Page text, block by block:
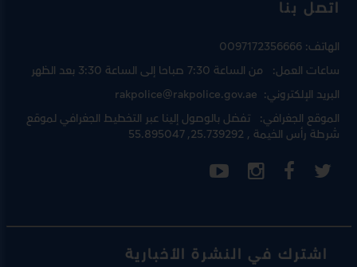
اتصل بنا
الهاتف:0097172356666
ساعات العمل: من الساعة 7:30 صباحا إلى الساعة 3:30 بعد الظهر
البريد الإلكتروني:rakpolice@rakpolice.gov.ae
الموقع الجغرافي: تفضل بالوصول إلينا عبرالتخطيط الجغرافي لموقع
شرطة رأس الخيمة, 25.739292, 55.895047
اشترك في النشرة الأخبارية